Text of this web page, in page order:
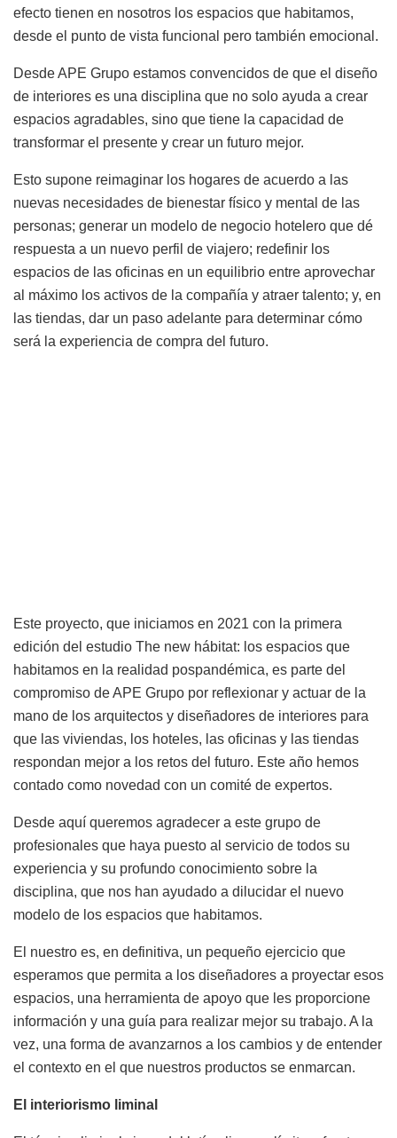
efecto tienen en nosotros los espacios que habitamos,
desde el punto de vista funcional pero también emocional.
Desde APE Grupo estamos convencidos de que el diseño
de interiores es una disciplina que no solo ayuda a crear
espacios agradables, sino que tiene la capacidad de
transformar el presente y crear un futuro mejor.
Esto supone reimaginar los hogares de acuerdo a las
nuevas necesidades de bienestar físico y mental de las
personas; generar un modelo de negocio hotelero que dé
respuesta a un nuevo perfil de viajero; redefinir los
espacios de las oficinas en un equilibrio entre aprovechar
al máximo los activos de la compañía y atraer talento; y, en
las tiendas, dar un paso adelante para determinar cómo
será la experiencia de compra del futuro.
Este proyecto, que iniciamos en 2021 con la primera
edición del estudio The new hábitat: los espacios que
habitamos en la realidad pospandémica, es parte del
compromiso de APE Grupo por reflexionar y actuar de la
mano de los arquitectos y diseñadores de interiores para
que las viviendas, los hoteles, las oficinas y las tiendas
respondan mejor a los retos del futuro. Este año hemos
contado como novedad con un comité de expertos.
Desde aquí queremos agradecer a este grupo de
profesionales que haya puesto al servicio de todos su
experiencia y su profundo conocimiento sobre la
disciplina, que nos han ayudado a dilucidar el nuevo
modelo de los espacios que habitamos.
El nuestro es, en definitiva, un pequeño ejercicio que
esperamos que permita a los diseñadores a proyectar esos
espacios, una herramienta de apoyo que les proporcione
información y una guía para realizar mejor su trabajo. A la
vez, una forma de avanzarnos a los cambios y de entender
el contexto en el que nuestros productos se enmarcan.
El interiorismo liminal